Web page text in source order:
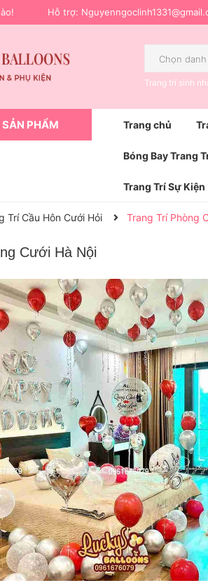
Hỗ trợ:
Chọn
Trang trí sinh
PHẨM Trang chủ
Bóng Bay Trang
Trang Trí Sự Kiện
Trí Cầu Hôn Cưới Hỏi Trang Trí Phòng
Cưới Hà Nội